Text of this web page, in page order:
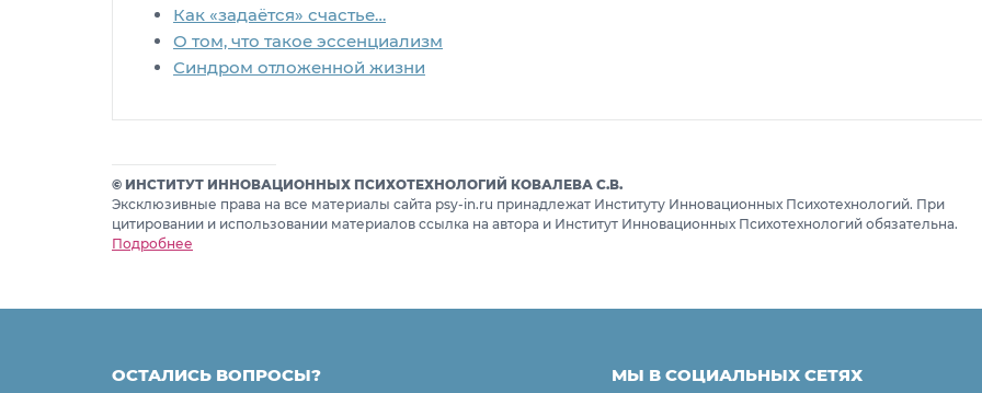
Как «задаётся» счастье…
О том, что такое эссенциализм
Синдром отложенной жизни
© ИНСТИТУТ ИННОВАЦИОННЫХ ПСИХОТЕХНОЛОГИЙ КОВАЛЕВА С.В.
Эксклюзивные права на все материалы сайта psy-in.ru принадлежат Институту Инновационных Психотехнологий. При
цитировании и использовании материалов ссылка на автора и Институт Инновационных Психотехнологий обязательна.
Подробнее
ОСТАЛИСЬ ВОПРОСЫ?
МЫ В СОЦИАЛЬНЫХ СЕТЯХ